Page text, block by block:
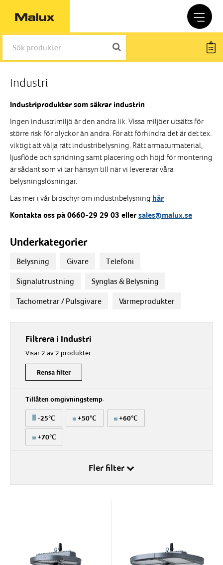
Industri
Industriprodukter som säkrar industrin
Ingen industrimiljö är den andra lik. Vissa miljöer utsätts för
större risk för olyckor än andra. För att förhindra det är det tex.
viktigt att välja rätt industribelysning. Rätt armaturmaterial,
ljusflöde och spridning samt placering och höjd för montering
är sådant som vi tar hänsyn till när vi levererar våra
belysningslösningar.
Läs mer i vår broschyr om industribelysning här
Kontakta oss på 0660-29 29 03 eller sales@malux.se
Underkategorier
Belysning Givare Telefoni
Signalutrustning Synglas & Belysning
Tachometrar / Pulsgivare Värmeprodukter
Filtrera i Industri
Visar 2 av 2 produkter
Rensa filter
Tillåten omgivningstemp.
-25°C +50°C +60°C
+70°C
Fler filter